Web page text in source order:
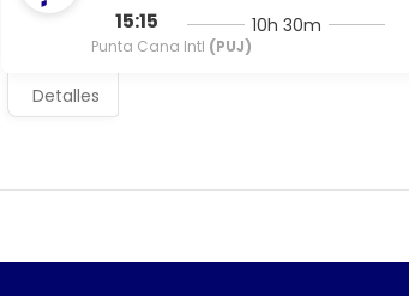
15:15
Punta Cana Intl (PUJ)
10h 30m
Detalles